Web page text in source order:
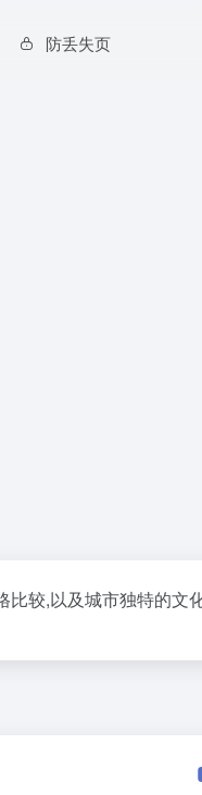
防丢失页
较,以及城市独特的文化